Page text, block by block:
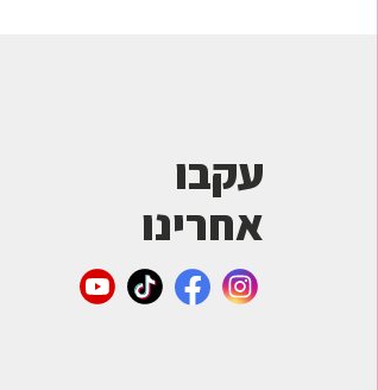
עקבו
אחרינו